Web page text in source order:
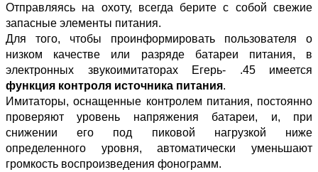
Отправляясь на охоту, всегда берите с собой свежие
запасные элементы питания.
Для того, чтобы проинформировать пользователя о
низком качестве или разряде батареи питания, в
электронных звукоимитаторах Егерь- .45 имеется
функция контроля источника питания.
Имитаторы, оснащенные контролем питания, постоянно
проверяют уровень напряжения батареи, и, при
снижении его под пиковой нагрузкой ниже
определенного уровня, автоматически уменьшают
громкость воспроизведения фонограмм.